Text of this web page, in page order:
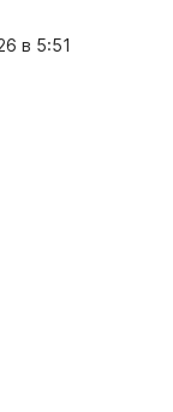
в 5:51